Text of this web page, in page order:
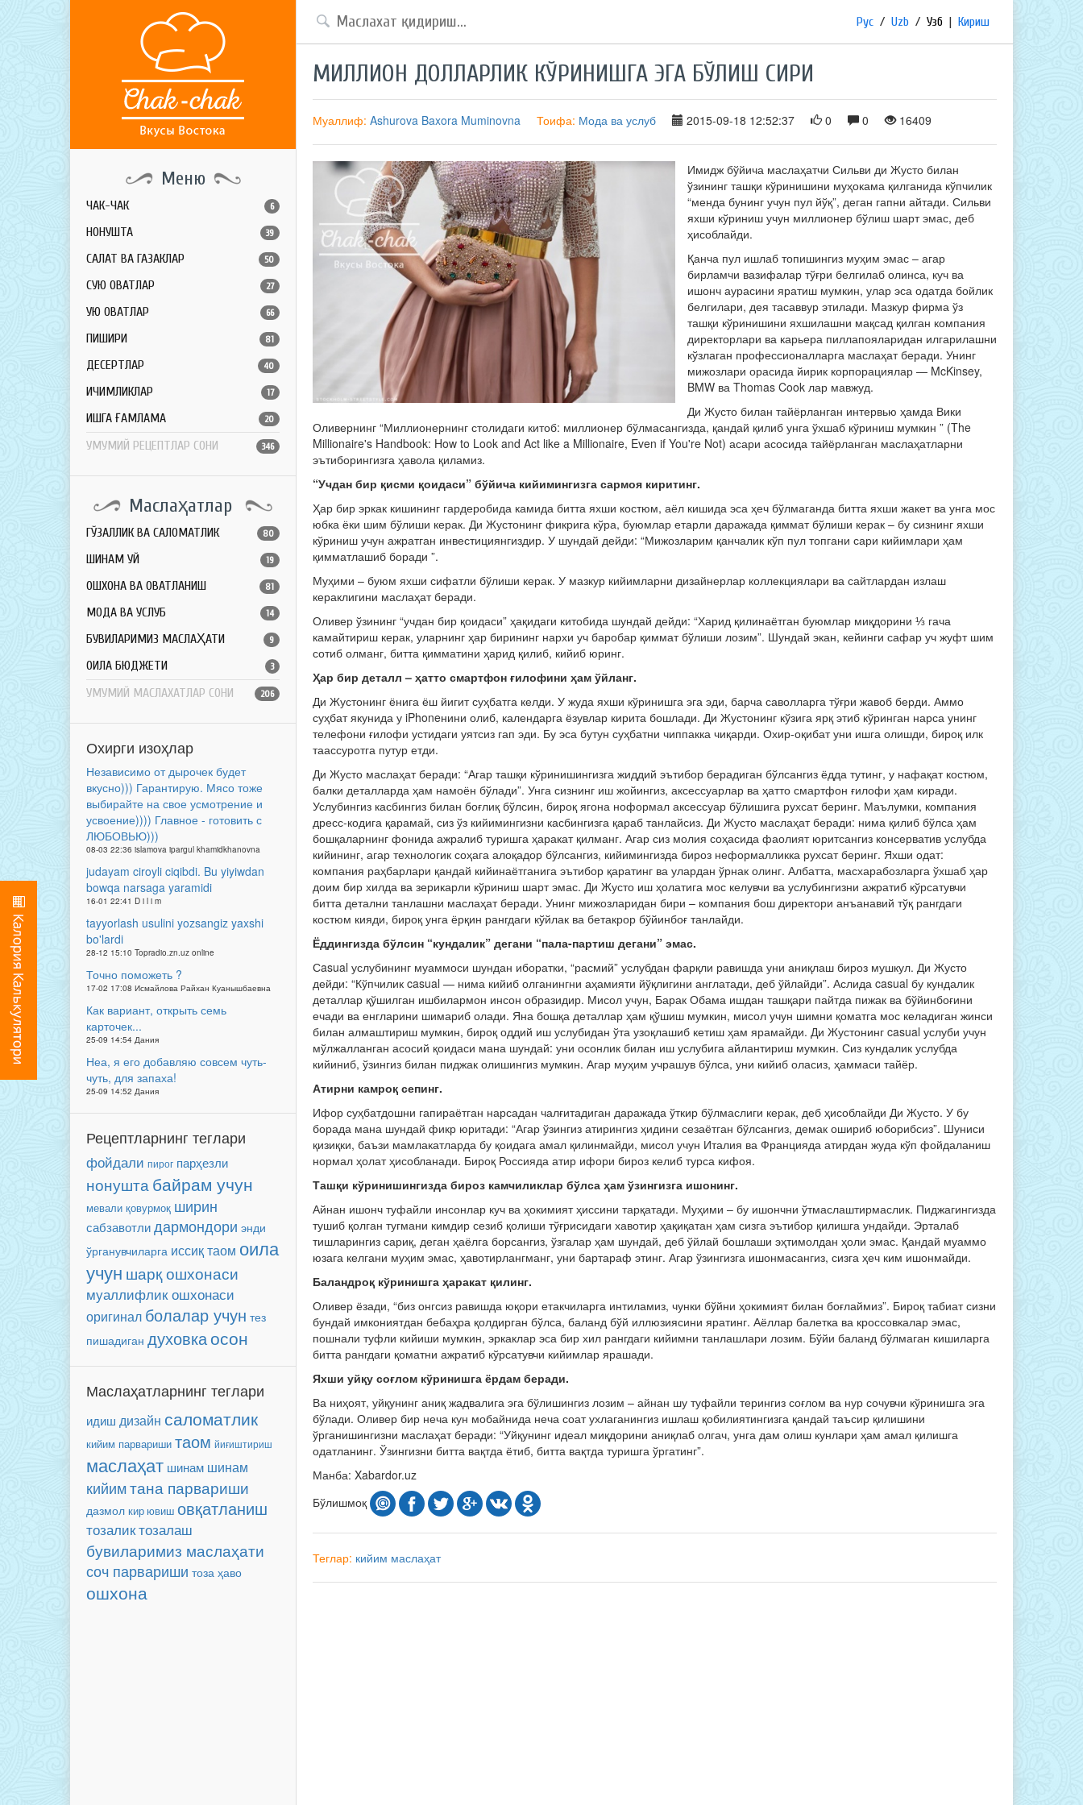
Меню
ЧАК-ЧАК 6
НОНУШТА 39
САЛАТ ВА ГАЗАКЛАР 50
СУЮҚ ОВҚАТЛАР 27
ҚУЮҚ ОВҚАТЛАР 66
ПИШИРИҚ 81
ДЕСЕРТЛАР 40
ИЧИМЛИКЛАР 17
ҚИШГА ҒАМЛАМА 20
УМУМИЙ РЕЦЕПТЛАР СОНИ 346
Маслаҳатлар
ГЎЗАЛЛИК ВА САЛОМАТЛИК 80
ШИНАМ УЙ 19
ОШХОНА ВА ОВҚАТЛАНИШ 81
МОДА ВА УСЛУБ 14
БУВИЛАРИМИЗ МАСЛАҲАТИ 9
ОИЛА БЮДЖЕТИ 3
УМУМИЙ МАСЛАХАТЛАР СОНИ 206
Охирги изоҳлар
Независимо от дырочек будет
вкусно))) Гарантирую. Мясо тоже
выбирайте на свое усмотрение и
усвоение)))) Главное - готовить с
ЛЮБОВЬЮ)))
08-03 22:36 islamova ipargul khamidkhanovna
judayam ciroyli ciqibdi. Bu yiyiwdan
bowqa narsaga yaramidi
16-01 22:41 D i l i m
tayyorlash usulini yozsangiz yaxshi
bo'lardi
28-12 15:10 Topradio.zn.uz online
Точно поможеть ?
17-02 17:08 Исмайлова Райхан Куанышбаевна
Как вариант, открыть семь
карточек...
25-09 14:54 Дания
Неа, я его добавляю совсем чуть-
чуть, для запаха!
25-09 14:52 Дания
Рецептларнинг теглари
фойдали пирог парҳезли
нонушта байрам учун
мевали қовурмоқ ширин
сабзавотлидармондори энди
ўрганувчиларга иссиқ таом оила
учун шарқ ошхонаси
муаллифлик ошхонаси
оригинал болалар учун тез
пишадиган духовкаосон
Маслаҳатларнинг теглари
идиш дизайн саломатлик
кийим парвариши таом йиғиштириш
маслаҳат шинам шинам
кийимтана парвариши
дазмол кир ювиш овқатланиш
тозаликтозалаш
бувиларимиз маслаҳати
соч парвариши тоза ҳаво
ошхона
Рус / Uzb / Узб | Кириш
МИЛЛИОН ДОЛЛАРЛИК КЎРИНИШГА ЭГА БЎЛИШ СИРИ
Муаллиф: Ashurova Baxora Muminovna Тоифа: Мода ва услуб 2015-09-18 12:52:37 0 0 16409
Имидж бўйича маслаҳатчи Сильви ди Жусто билан
ўзининг ташқи кўринишини муҳокама қилганида кўпчилик
“менда бунинг учун пул йўқ”, деган гапни айтади. Сильви
яхши кўриниш учун миллионер бўлиш шарт эмас, деб
ҳисоблайди.
Қанча пул ишлаб топишингиз муҳим эмас – агар
бирламчи вазифалар тўғри белгилаб олинса, куч ва
ишонч аурасини яратиш мумкин, улар эса одатда бойлик
белгилари, дея тасаввур этилади. Мазкур фирма ўз
ташқи кўринишини яхшилашни мақсад қилган компания
директорлари ва карьера пиллапояларидан илгарилашни
кўзлаган профессионалларга маслаҳат беради. Унинг
мижозлари орасида йирик корпорациялар — McKinsey,
BMW ва Thomas Cook лар мавжуд.
Ди Жусто билан тайёрланган интервью ҳамда Вики
Оливернинг “Миллионернинг столидаги китоб: миллионер бўлмасангизда, қандай қилиб унга ўхшаб кўриниш мумкин ” (The
Millionaire's Handbook: How to Look and Act like a Millionaire, Even if You're Not) асари асосида тайёрланган маслаҳатларни
эътиборингизга ҳавола қиламиз.
“Учдан бир қисми қоидаси” бўйича кийимингизга сармоя киритинг.
Ҳар бир эркак кишининг гардеробида камида битта яхши костюм, аёл кишида эса ҳеч бўлмаганда битта яхши жакет ва унга мос
юбка ёки шим бўлиши керак. Ди Жустонинг фикрига кўра, буюмлар етарли даражада қиммат бўлиши керак – бу сизнинг яхши
кўриниш учун ажратган инвестициянгиздир. У шундай дейди: “Мижозларим қанчалик кўп пул топгани сари кийимлари ҳам
қимматлашиб боради ”.
Муҳими – буюм яхши сифатли бўлиши керак. У мазкур кийимларни дизайнерлар коллекциялари ва сайтлардан излаш
кераклигини маслаҳат беради.
Оливер ўзининг “учдан бир қоидаси” ҳақидаги китобида шундай дейди: “Харид қилинаётган буюмлар миқдорини ⅓ гача
камайтириш керак, уларнинг ҳар бирининг нархи уч баробар қиммат бўлиши лозим”. Шундай экан, кейинги сафар уч жуфт шим
сотиб олманг, битта қимматини ҳарид қилиб, кийиб юринг.
Ҳар бир деталл – ҳатто смартфон ғилофини ҳам ўйланг.
Ди Жустонинг ёнига ёш йигит суҳбатга келди. У жуда яхши кўринишга эга эди, барча саволларга тўғри жавоб берди. Аммо
суҳбат якунида у iPhoneнини олиб, календарга ёзувлар кирита бошлади. Ди Жустонинг кўзига ярқ этиб кўринган нарса унинг
телефони ғилофи устидаги уятсиз гап эди. Бу эса бутун суҳбатни чиппакка чиқарди. Охир-оқибат уни ишга олишди, бироқ илк
таассуротга путур етди.
Ди Жусто маслаҳат беради: “Агар ташқи кўринишингизга жиддий эътибор берадиган бўлсангиз ёдда тутинг, у нафақат костюм,
балки деталларда ҳам намоён бўлади”. Унга сизнинг иш жойингиз, аксессуарлар ва ҳатто смартфон ғилофи ҳам киради.
Услубингиз касбингиз билан боғлиқ бўлсин, бироқ ягона ноформал аксессуар бўлишига рухсат беринг. Маълумки, компания
дресс-кодига қарамай, сиз ўз кийимингизни касбингизга қараб танлайсиз. Ди Жусто маслаҳат беради: нима қилиб бўлса ҳам
бошқаларнинг фонида ажралиб туришга ҳаракат қилманг. Агар сиз молия соҳасида фаолият юритсангиз консерватив услубда
кийининг, агар технологик соҳага алоқадор бўлсангиз, кийимингизда бироз неформалликка рухсат беринг. Яхши одат:
компания раҳбарлари қандай кийинаётганига эътибор қаратинг ва улардан ўрнак олинг. Албатта, масхарабозларга ўхшаб ҳар
доим бир хилда ва зерикарли кўриниш шарт эмас. Ди Жусто иш ҳолатига мос келувчи ва услубингизни ажратиб кўрсатувчи
битта детални танлашни маслаҳат беради. Унинг мижозларидан бири – компания бош директори анъанавий тўқ рангдаги
костюм кияди, бироқ унга ёрқин рангдаги кўйлак ва бетакрор бўйинбоғ танлайди.
Ёддингизда бўлсин “кундалик” дегани “пала-партиш дегани” эмас.
Сasual услубининг муаммоси шундан иборатки, “расмий” услубдан фарқли равишда уни аниқлаш бироз мушкул. Ди Жусто
дейди: “Кўпчилик casual — нима кийиб олганингни аҳамияти йўқлигини англатади, деб ўйлайди”. Аслида casual бу кундалик
деталлар қўшилган ишбилармон инсон образидир. Мисол учун, Барак Обама ишдан ташқари пайтда пижак ва бўйинбоғини
ечади ва енгларини шимариб олади. Яна бошқа деталлар ҳам қўшиш мумкин, мисол учун шимни қоматга мос келадиган жинси
билан алмаштириш мумкин, бироқ оддий иш услубидан ўта узоқлашиб кетиш ҳам ярамайди. Ди Жустонинг casual услуби учун
мўлжалланган асосий қоидаси мана шундай: уни осонлик билан иш услубига айлантириш мумкин. Сиз кундалик услубда
кийиниб, ўзингиз билан пиджак олишингиз мумкин. Агар муҳим учрашув бўлса, уни кийиб оласиз, ҳаммаси тайёр.
Атирни камроқ сепинг.
Ифор суҳбатдошни гапираётган нарсадан чалғитадиган даражада ўткир бўлмаслиги керак, деб ҳисоблайди Ди Жусто. У бу
борада мана шундай фикр юритади: “Агар ўзингиз атирингиз ҳидини сезаётган бўлсангиз, демак ошириб юборибсиз”. Шуниси
қизиқки, баъзи мамлакатларда бу қоидага амал қилинмайди, мисол учун Италия ва Францияда атирдан жуда кўп фойдаланиш
нормал ҳолат ҳисобланади. Бироқ Россияда атир ифори бироз келиб турса кифоя.
Ташқи кўринишингизда бироз камчиликлар бўлса ҳам ўзингизга ишонинг.
Айнан ишонч туфайли инсонлар куч ва ҳокимият ҳиссини тарқатади. Муҳими – бу ишончни ўтмаслаштирмаслик. Пиджагингизда
тушиб қолган тугмани кимдир сезиб қолиши тўғрисидаги хавотир ҳақиқатан ҳам сизга эътибор қилишга ундайди. Эрталаб
тишларингиз сариқ, деган ҳаёлга борсангиз, ўзгалар ҳам шундай, деб ўйлай бошлаши эҳтимолдан ҳоли эмас. Қандай муаммо
юзага келгани муҳим эмас, ҳавотирлангманг, уни бартараф этинг. Агар ўзингизга ишонмасангиз, сизга ҳеч ким ишонмайди.
Баландроқ кўринишга ҳаракат қилинг.
Оливер ёзади, “биз онгсиз равишда юқори етакчиларга интиламиз, чунки бўйни ҳокимият билан боғлаймиз”. Бироқ табиат сизни
бундай имкониятдан бебаҳра қолдирган бўлса, баланд бўй иллюзиясини яратинг. Аёллар балетка ва кроссовкалар эмас,
пошнали туфли кийиши мумкин, эркаклар эса бир хил рангдаги кийимни танлашлари лозим. Бўйи баланд бўлмаган кишиларга
битта рангдаги қоматни ажратиб кўрсатувчи кийимлар ярашади.
Яхши уйқу соғлом кўринишга ёрдам беради.
Ва ниҳоят, уйқунинг аниқ жадвалига эга бўлишингиз лозим – айнан шу туфайли терингиз соғлом ва нур сочувчи кўринишга эга
бўлади. Оливер бир неча кун мобайнида неча соат ухлаганингиз ишлаш қобилиятингизга қандай таъсир қилишини
ўрганишингизни маслаҳат беради: “Уйқунинг идеал миқдорини аниқлаб олгач, унга дам олиш кунлари ҳам амал қилишга
одатланинг. Ўзингизни битта вақтда ётиб, битта вақтда туришга ўргатинг”.
Манба: Xabardor.uz
Бўлишмоқ
Теглар: кийим маслаҳат